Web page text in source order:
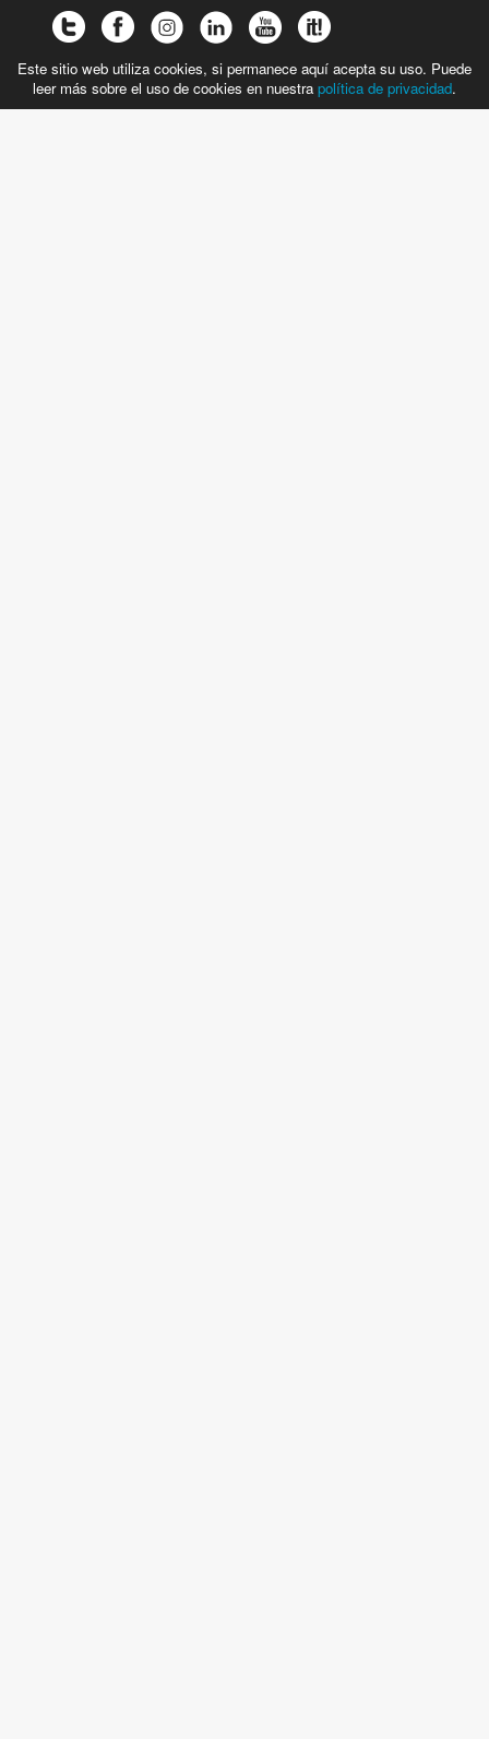
Este sitio web utiliza cookies, si permanece aquí acepta su uso. Puede
leer más sobre el uso de cookies en nuestra política de privacidad.